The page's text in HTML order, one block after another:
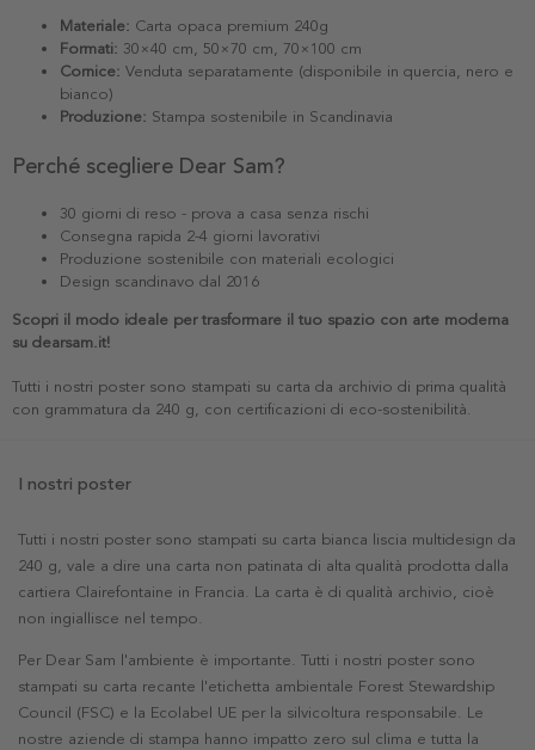
Materiale: Carta opaca premium 240g
Formati: 30×40 cm, 50×70 cm, 70×100 cm
Cornice: Venduta separatamente (disponibile in quercia, nero e
bianco)
Produzione: Stampa sostenibile in Scandinavia
Perché scegliere Dear Sam?
30 giorni di reso - prova a casa senza rischi
Consegna rapida 2-4 giorni lavorativi
Produzione sostenibile con materiali ecologici
Design scandinavo dal 2016
Scopri il modo ideale per trasformare il tuo spazio con arte moderna
su dearsam.it!
Tutti i nostri poster sono stampati su carta da archivio di prima qualità
con grammatura da 240 g, con certificazioni di eco-sostenibilità.
I nostri poster
Tutti i nostri poster sono stampati su carta bianca liscia multidesign da
240 g, vale a dire una carta non patinata di alta qualità prodotta dalla
cartiera Clairefontaine in Francia. La carta è di qualità archivio, cioè
non ingiallisce nel tempo.
Per Dear Sam l'ambiente è importante. Tutti i nostri poster sono
stampati su carta recante l'etichetta ambientale Forest Stewardship
Council (FSC) e la Ecolabel UE per la silvicoltura responsabile. Le
nostre aziende di stampa hanno impatto zero sul clima e tutta la